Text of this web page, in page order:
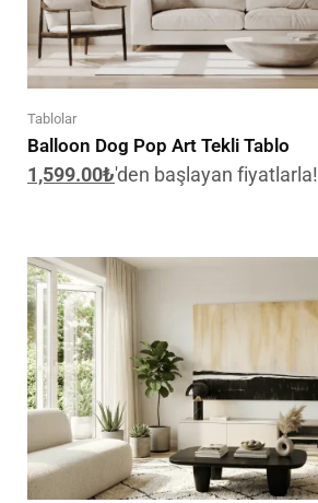
Tablolar
Balloon Dog Pop Art Tekli Tablo
1,599.00₺'den başlayan fiyatlarla!